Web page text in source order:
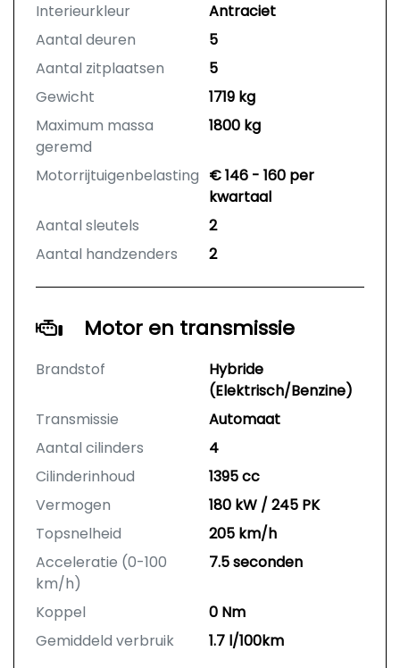
Interieurkleur
Antraciet
Aantal deuren
5
Aantal zitplaatsen
5
Gewicht
1719 kg
Maximum massa
geremd
1800 kg
Motorrijtuigenbelasting € 146 - 160 per
kwartaal
Aantal sleutels
2
Aantal handzenders
2
Motor en transmissie
Brandstof
Hybride
(Elektrisch/Benzine)
Transmissie
Automaat
Aantal cilinders
4
Cilinderinhoud
1395 cc
Vermogen
180 kW / 245 PK
Topsnelheid
205 km/h
Acceleratie (0-100
km/h)
7.5 seconden
Koppel
0 Nm
Gemiddeld verbruik
1.7 l/100km